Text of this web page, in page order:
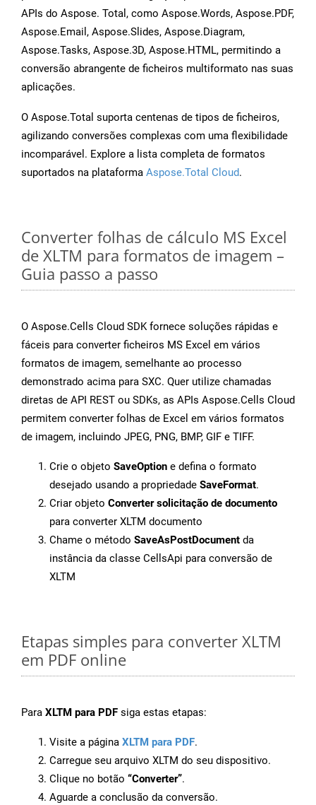
APIs do Aspose. Total, como Aspose.Words, Aspose.PDF,
Aspose.Email, Aspose.Slides, Aspose.Diagram,
Aspose.Tasks, Aspose.3D, Aspose.HTML, permitindo a
conversão abrangente de ficheiros multiformato nas suas
aplicações.
O Aspose.Total suporta centenas de tipos de ficheiros,
agilizando conversões complexas com uma flexibilidade
incomparável. Explore a lista completa de formatos
suportados na plataforma Aspose.Total Cloud.
Converter folhas de cálculo MS Excel
de XLTM para formatos de imagem –
Guia passo a passo
O Aspose.Cells Cloud SDK fornece soluções rápidas e
fáceis para converter ficheiros MS Excel em vários
formatos de imagem, semelhante ao processo
demonstrado acima para SXC. Quer utilize chamadas
diretas de API REST ou SDKs, as APIs Aspose.Cells Cloud
permitem converter folhas de Excel em vários formatos
de imagem, incluindo JPEG, PNG, BMP, GIF e TIFF.
Crie o objeto SaveOption e defina o formato
desejado usando a propriedade SaveFormat.
Criar objeto Converter solicitação de documento
para converter XLTM documento
Chame o método SaveAsPostDocument da
instância da classe CellsApi para conversão de
XLTM
Etapas simples para converter XLTM
em PDF online
Para XLTM para PDF siga estas etapas:
Visite a página XLTM para PDF.
Carregue seu arquivo XLTM do seu dispositivo.
Clique no botão “Converter”.
Aguarde a conclusão da conversão.